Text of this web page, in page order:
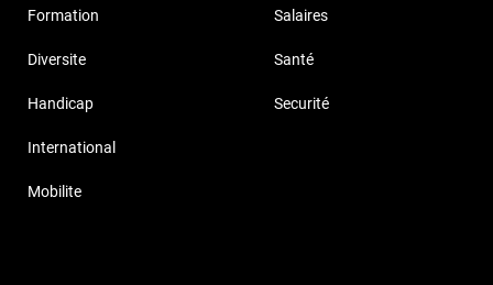
Formation
Diversite
Handicap
International
Mobilite
Salaires
Santé
Securité